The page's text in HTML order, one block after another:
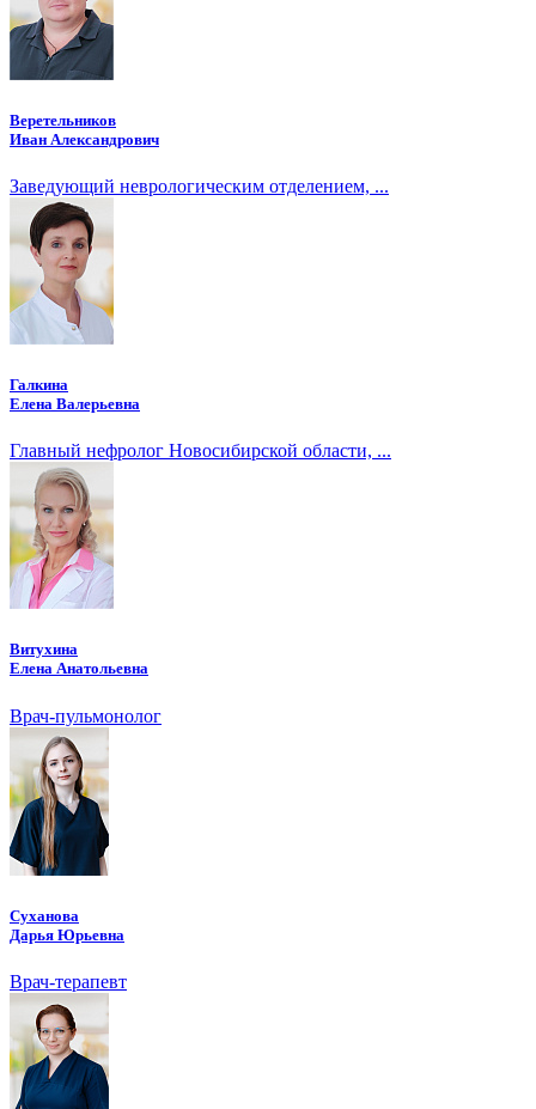
Веретельников
Иван Александрович
Заведующий неврологическим отделением, ...
Галкина
Елена Валерьевна
Главный нефролог Новосибирской области, ...
Витухина
Елена Анатольевна
Врач-пульмонолог
Суханова
Дарья Юрьевна
Врач-терапевт